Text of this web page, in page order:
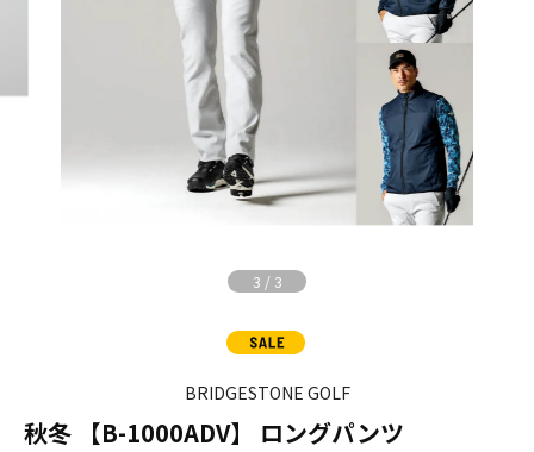
3 / 3
BRIDGESTONE GOLF
秋冬 【B-1000ADV】 ロングパンツ